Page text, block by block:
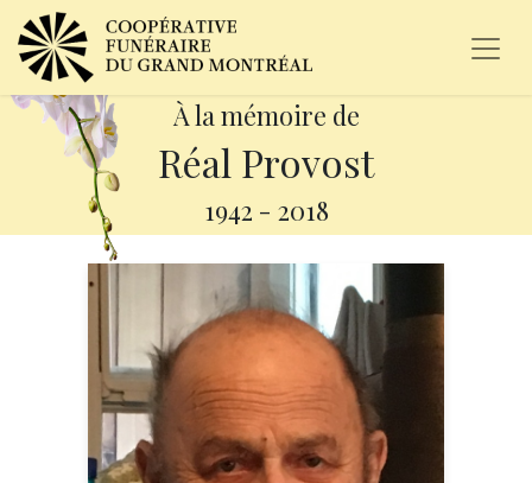
À la mémoire de
Réal Provost
1942 - 2018